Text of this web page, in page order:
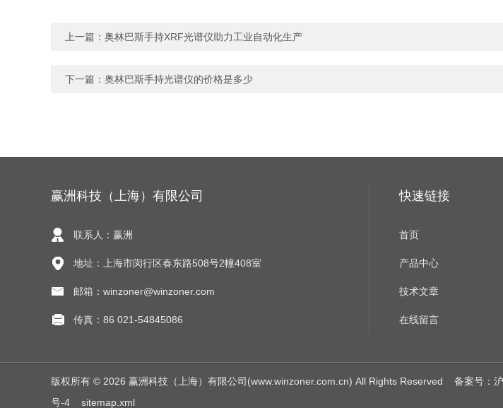
上一篇： 奥林巴斯手持XRF光谱仪助力工业自动化生产
下一篇： 奥林巴斯手持光谱仪的价格是多少
赢洲科技（上海）有限公司
联系人：赢洲
地址：上海市闵行区春东路508号2幢408室
邮箱：winzoner@winzoner.com
传真：86 021-54845086
快速链接
首页
产品中心
技术文章
在线留言
版权所有 © 2026 赢洲科技（上海）有限公司(www.winzoner.com.cn) All Rights Reserved 备案号：
号-4
sitemap.xml